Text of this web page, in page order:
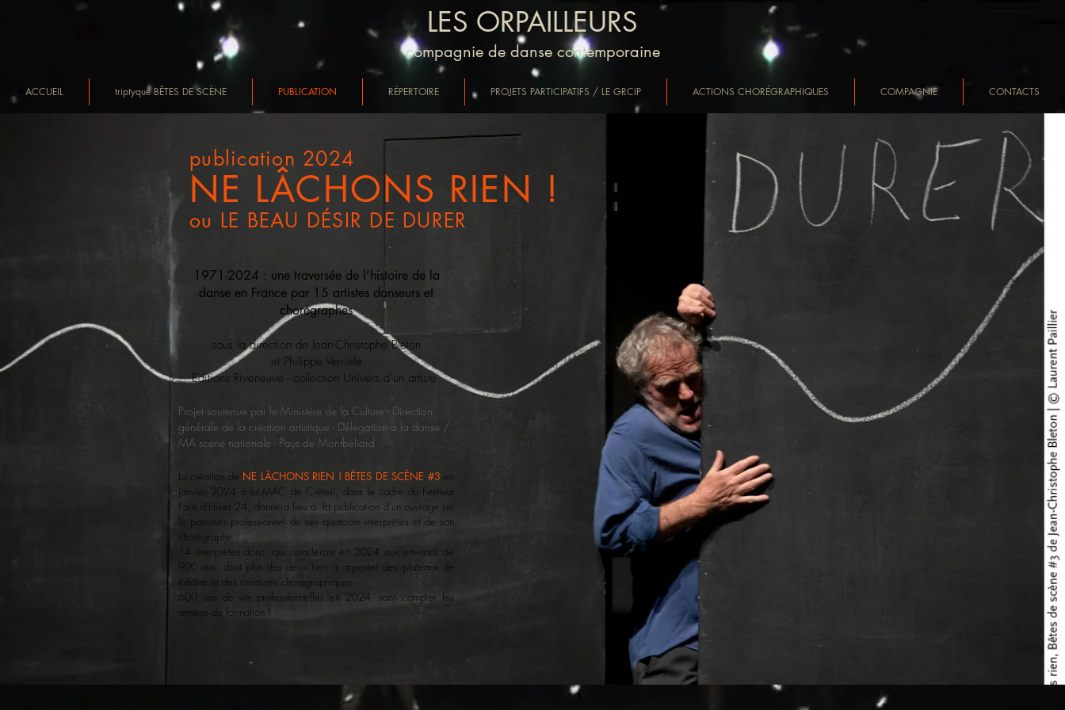
LES ORPAILLEURS
compagnie de danse contemporaine
ACCUEIL triptyque BÊTES DE SCÈNE PUBLICATION RÉPERTOIRE PROJETS PARTICIPATIFS / LE GRCIP ACTIONS CHORÉGRAPHIQUES COMPAGNIE CONTACTS
publication 2024
NE LÂCHONS RIEN !
ou LE BEAU DÉSIR DE DURER
1971-2024 : une traversée de l’histoire de la
danse en France par 15 artistes danseurs et
chorégraphes
sous la direction de Jean-Christophe Bleton
et Philippe Verrièle
Editions Riveneuve - collection Univers d’un artiste.
Projet soutenue par le Ministère de la Culture - Direction
générale de la création artistique - Délégation à la danse /
MA scène nationale - Pays de Montbéliard
La création de NE LÂCHONS RIEN ! BÊTES DE SCÈNE #3 en
janvier 2024 à la MAC de Créteil, dans le cadre du Festival
Faits d’Hiver 24, donnera lieu à la publication d’un ouvrage sur
le parcours professionnel de ses quatorze interprètes et de son
chorégraphe.
14 interprètes donc, qui cumuleront en 2024 aux environs de
900 ans, dont plus des deux tiers à arpenter des plateaux de
théâtre et des créations chorégraphiques.
600 ans de vie professionnelles en 2024, sans compter les
années de formation !